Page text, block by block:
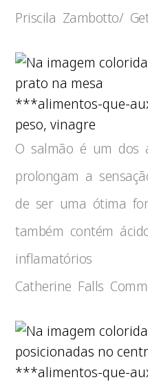
Priscila Zambotto/
***alimentos-que-
peso, vinagre
O salmão é um dos
prolongam a
de ser uma ótima
também contém
inflamatórios
Catherine Falls
***alimentos-que-